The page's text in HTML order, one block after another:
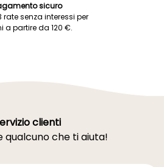
sicuro
rate senza interessi per
a partire da 120 €.
clienti
qualcuno che ti aiuta!